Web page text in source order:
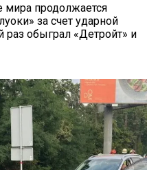
мира продолжается
за счет ударной
обыграл «Детройт» и